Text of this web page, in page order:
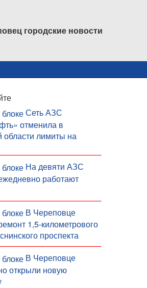
городские новости
Сеть АЗС
отменила в
области лимиты на
На девяти АЗС
работают
В Череповце
1,5-километрового
проспекта
В Череповце
открыли новую